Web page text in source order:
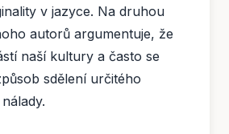
v jazyce. Na druhou
autorů argumentuje, že
naší kultury a často se
sdělení určitého